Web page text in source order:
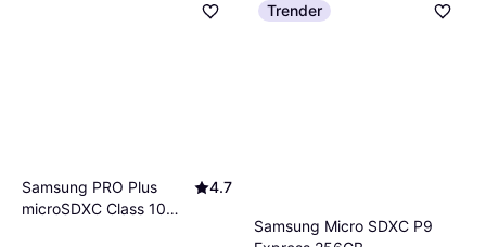
Samsung PRO Plus
microSDXC Class 10
4.7
Trender
Samsung Micro SDXC P9